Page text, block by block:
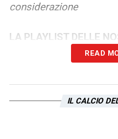
considerazione
LA PLAYLIST DELLE
READ
IL CALCIO